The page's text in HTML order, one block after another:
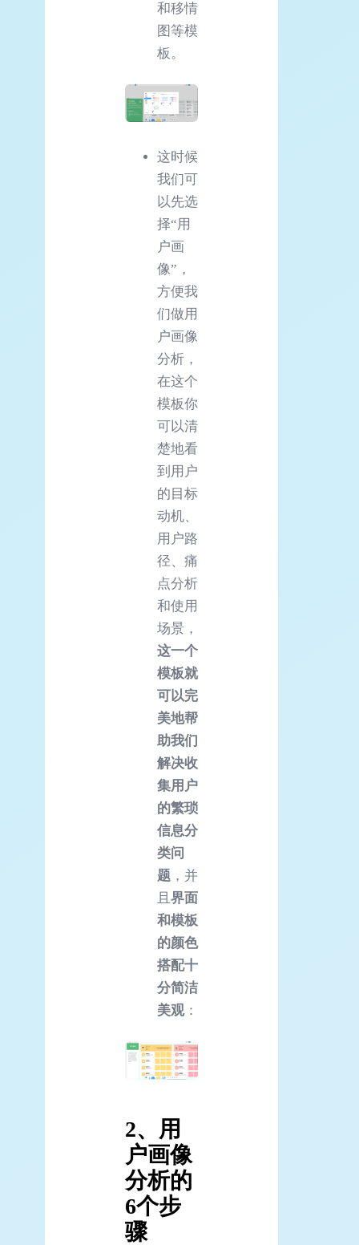
和移情
图等模
板。
这时候
我们可
以先选
择“用
户画
像”，
方便我
们做用
户画像
分析，
在这个
模板你
可以清
楚地看
到用户
的目标
动机、
用户路
径、痛
点分析
和使用
场景，
这一个
模板就
可以完
美地帮
助我们
解决收
集用户
的繁琐
信息分
类问
题 ，并
且 界面
和模板
的颜色
搭配十
分简洁
美观：
2、用
户画像
分析的
6个步
骤